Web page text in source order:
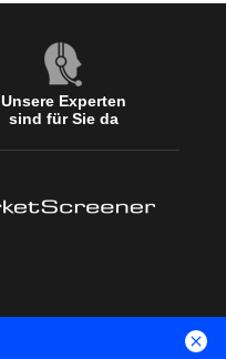
Unsere Experten
sind für Sie da